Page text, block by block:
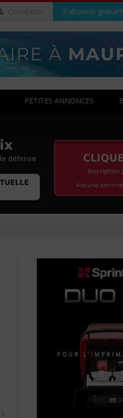
S'abonner
Connexion
PETITES ANNONCES
5